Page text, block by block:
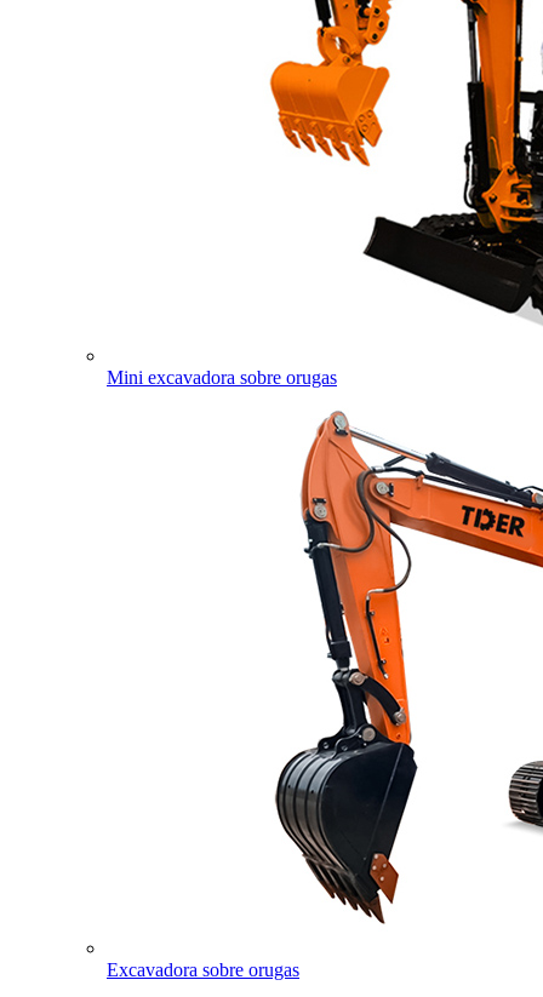
Mini excavadora sobre orugas
Excavadora sobre orugas